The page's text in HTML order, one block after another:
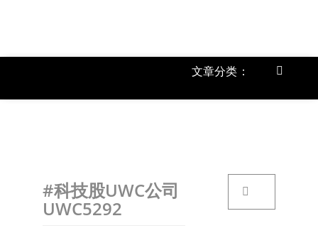
文章分类：
Toggle
#科技股UWC公司
UWC5292